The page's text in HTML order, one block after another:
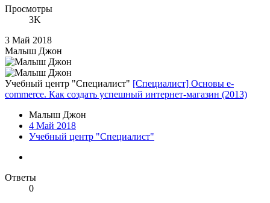
Просмотры
3K
3 Май 2018
Малыш Джон
Учебный центр "Специалист" [Специалист] Основы e-
commerce. Как создать успешный интернет-магазин (2013)
Малыш Джон
4 Май 2018
Учебный центр "Специалист"
Ответы
0